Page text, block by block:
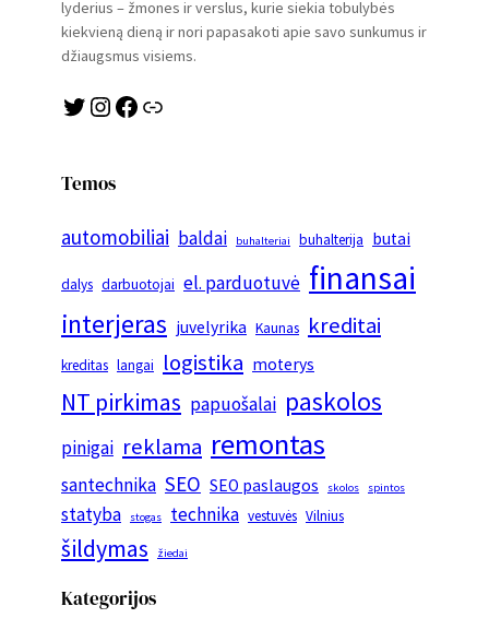
lyderius – žmones ir verslus, kurie siekia tobulybės
kiekvieną dieną ir nori papasakoti apie savo sunkumus ir
džiaugsmus visiems.
Twitter Instagram Facebook Link
Temos
automobiliai baldai buhalteriai buhalterija butai
dalys darbuotojai el. parduotuvė finansai
interjeras juvelyrika Kaunas kreditai
kreditas langai logistika moterys
NT pirkimas papuošalai paskolos
pinigai reklama remontas
santechnika SEO SEO paslaugos skolos spintos
statyba stogas technika vestuvės Vilnius
šildymas žiedai
Kategorijos